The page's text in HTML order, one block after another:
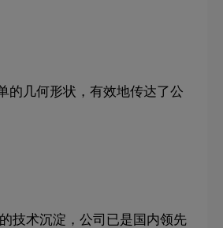
的几何形状，有效地传达了公
技术沉淀，公司已是国内领先